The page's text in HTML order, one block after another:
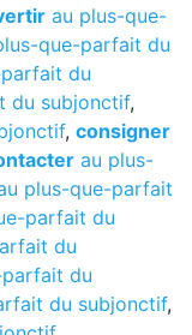
au plus-que-
que-parfait du
du
du subjonctif,
, consigner
au plus-
plus-que-parfait
parfait du
du
du
du subjonctif,